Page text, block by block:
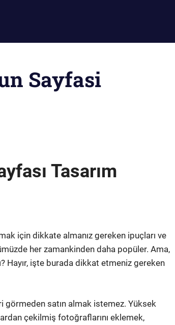
Sayfasi
Tasarım
için dikkate almanız gereken ipuçları ve
her zamankinden daha popüler. Ama,
Hayır, işte burada dikkat etmeniz gereken
görmeden satın almak istemez. Yüksek
çekilmiş fotoğraflarını eklemek,